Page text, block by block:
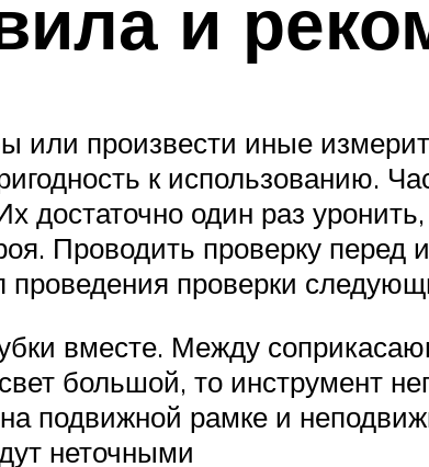
и
или произвести иные
к использованию.
достаточно один раз
Проводить проверку перед
проведения проверки
вместе. Между
большой, то инструмент
подвижной рамке и
неточными